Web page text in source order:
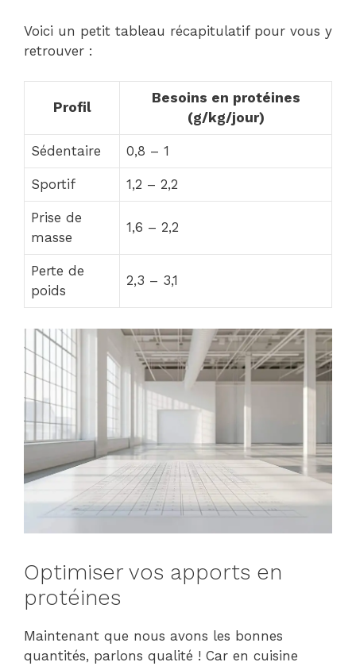
Voici un petit tableau récapitulatif pour vous y
retrouver :
Profil
Besoins en protéines
(g/kg/jour)
Sédentaire 0,8 – 1
Sportif 1,2 – 2,2
Prise de
masse
1,6 – 2,2
Perte de
poids
2,3 – 3,1
Optimiser vos apports en
protéines
Maintenant que nous avons les bonnes
quantités, parlons qualité ! Car en cuisine